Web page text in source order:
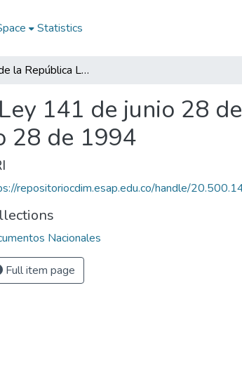
Statistics
Congreso de la República Ley 141 de junio 28 de 1994: Congreso de la República Ley 141 de junio 28 de 1994
141 de junio 28
28 de 1994
repositoriocdim.esap.edu.co/handle/
Nacionales
Full item page